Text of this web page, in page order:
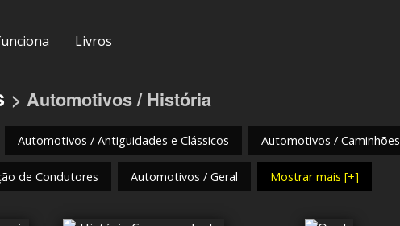
Livros
> Automotivos / História
Automotivos / Antiguidades e Clássicos Automotivos / Caminhões
de Condutores Automotivos / Geral Mostrar mais [+]